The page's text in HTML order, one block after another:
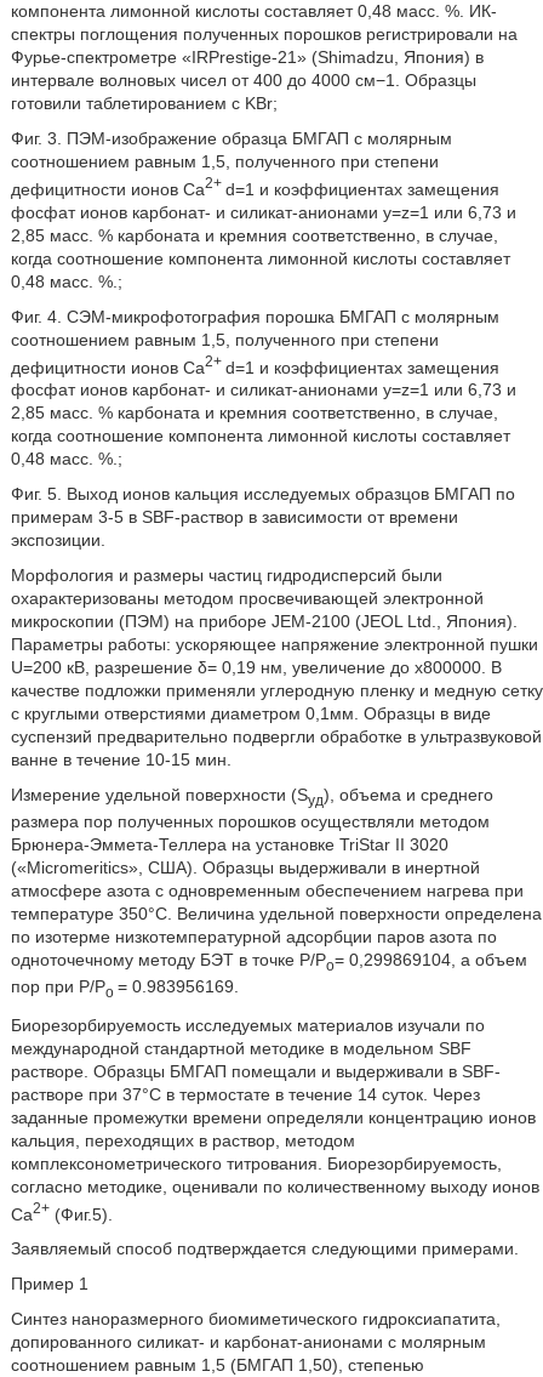
компонента лимонной кислоты составляет 0,48 масс. %. ИК-
спектры поглощения полученных порошков регистрировали на
Фурье-спектрометре «IRPrestige-21» (Shimadzu, Япония) в
интервале волновых чисел от 400 до 4000 см−1. Образцы
готовили таблетированием с KBr;
Фиг. 3. ПЭМ-изображение образца БМГАП с молярным
соотношением равным 1,5, полученного при степени
дефицитности ионов Ca2+ d=1 и коэффициентах замещения
фосфат ионов карбонат- и силикат-анионами y=z=1 или 6,73 и
2,85 масс. % карбоната и кремния соответственно, в случае,
когда соотношение компонента лимонной кислоты составляет
0,48 масс. %.;
Фиг. 4. СЭМ-микрофотография порошка БМГАП с молярным
соотношением равным 1,5, полученного при степени
дефицитности ионов Ca2+ d=1 и коэффициентах замещения
фосфат ионов карбонат- и силикат-анионами y=z=1 или 6,73 и
2,85 масс. % карбоната и кремния соответственно, в случае,
когда соотношение компонента лимонной кислоты составляет
0,48 масс. %.;
Фиг. 5. Выход ионов кальция исследуемых образцов БМГАП по
примерам 3-5 в SBF-раствор в зависимости от времени
экспозиции.
Морфология и размеры частиц гидродисперсий были
охарактеризованы методом просвечивающей электронной
микроскопии (ПЭМ) на приборе JEM-2100 (JEOL Ltd., Япония).
Параметры работы: ускоряющее напряжение электронной пушки
U=200 кВ, разрешение δ= 0,19 нм, увеличение до х800000. В
качестве подложки применяли углеродную пленку и медную сетку
с круглыми отверстиями диаметром 0,1мм. Образцы в виде
суспензий предварительно подвергли обработке в ультразвуковой
ванне в течение 10-15 мин.
Измерение удельной поверхности (Sуд), объема и среднего
размера пор полученных порошков осуществляли методом
Брюнера-Эммета-Теллера на установке TriStar II 3020
(«Micromeritics», США). Образцы выдерживали в инертной
атмосфере азота с одновременным обеспечением нагрева при
температуре 350°С. Величина удельной поверхности определена
по изотерме низкотемпературной адсорбции паров азота по
одноточечному методу БЭТ в точке P/Po= 0,299869104, а объем
пор при P/Po = 0.983956169.
Биорезорбируемость исследуемых материалов изучали по
международной стандартной методике в модельном SBF
растворе. Образцы БМГАП помещали и выдерживали в SBF-
растворе при 37°С в термостате в течение 14 суток. Через
заданные промежутки времени определяли концентрацию ионов
кальция, переходящих в раствор, методом
комплексонометрического титрования. Биорезорбируемость,
согласно методике, оценивали по количественному выходу ионов
Са2+(Фиг.5).
Заявляемый способ подтверждается следующими примерами.
Пример 1
Синтез наноразмерного биомиметического гидроксиапатита,
допированного силикат- и карбонат-анионами с молярным
соотношением равным 1,5 (БМГАП 1,50), степенью